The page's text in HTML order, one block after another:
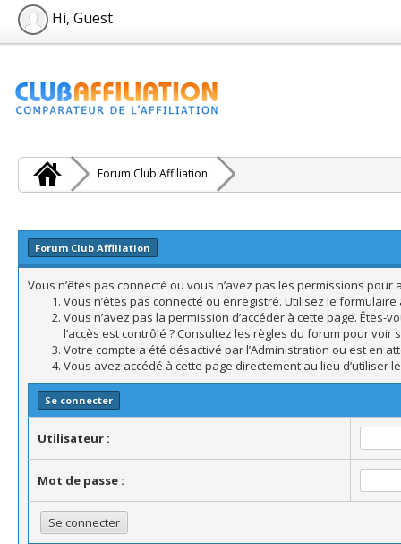
Hi, Guest
Forum Club Affiliation
Forum Club Affiliation
Vous n’êtes pas connecté ou vous n’avez pas les permissions
Vous n’êtes pas connecté ou enregistré. Utilisez le
Vous n’avez pas la permission d’accéder à cette page. Êtes-
l’accès est contrôlé ? Consultez les règles du forum pour
Votre compte a été désactivé par l’Administration ou est en
Vous avez accédé à cette page directement au lieu d’utiliser
Se connecter
Utilisateur :
Mot de passe :